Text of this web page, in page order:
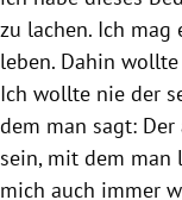
zu lachen. Ich mag
leben. Dahin
Ich wollte nie der
dem man sagt:
sein, mit dem man
mich auch immer